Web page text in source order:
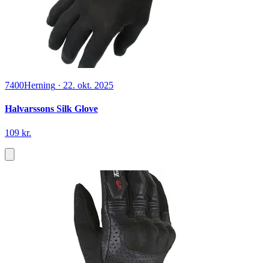
Observe the Sons of Ulster Marching Towards the
Somme (4, 2016) | Frank McGuinness
BookTok.dk Fra PriceRunner